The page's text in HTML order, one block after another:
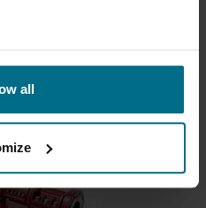
all
revolucionário da...
12 bar